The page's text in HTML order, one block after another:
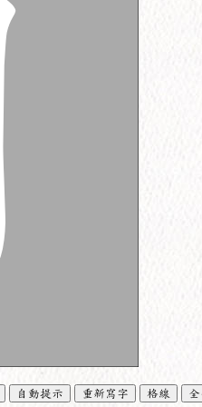
自動提示 重新寫字 格線